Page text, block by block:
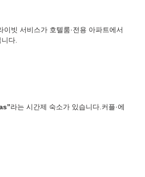
빗 서비스가 호텔룸·전용 아파트에서
다.
라는 시간제 숙소가 있습니다.커플·에